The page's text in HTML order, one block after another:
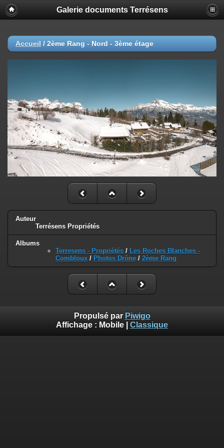
Galerie documents Terrésens
Accueil / 2ème Rang - Nord - 3ème étage
Auteur
Terrésens Propriétés
Albums
Terresens - Propriétés / Les Roches Blanches -
Combloux / Photos Drône / 2ème Rang
Propulsé par Piwigo
Affichage : Mobile Classique